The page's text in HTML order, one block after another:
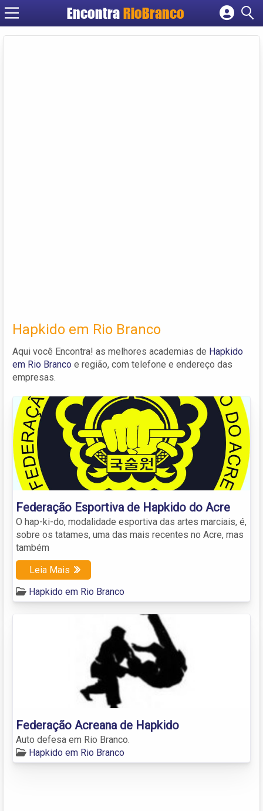
Encontra RioBranco
Cadastrar empresa
Hapkido em Rio Branco
Aqui você Encontra! as melhores academias de Hapkido
em Rio Branco e região, com telefone e endereço das
empresas.
Federação Esportiva de Hapkido do Acre
O hap-ki-do, modalidade esportiva das artes marciais, é,
sobre os tatames, uma das mais recentes no Acre, mas
também
Leia Mais
Hapkido em Rio Branco
Federação Acreana de Hapkido
Auto defesa em Rio Branco.
Hapkido em Rio Branco